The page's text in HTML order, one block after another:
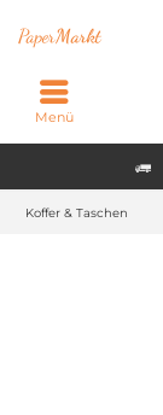
PaperMarkt
Menü
Koffer & Taschen